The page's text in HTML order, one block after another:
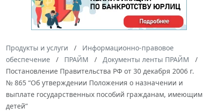
Продукты и услуги
Информационно-правовое
обеспечение
ПРАЙМ
Документы ленты ПРАЙМ
Постановление Правительства РФ от 30 декабря 2006 г.
№ 865 “Об утверждении Положения о назначении и
выплате государственных пособий гражданам, имеющим
детей”